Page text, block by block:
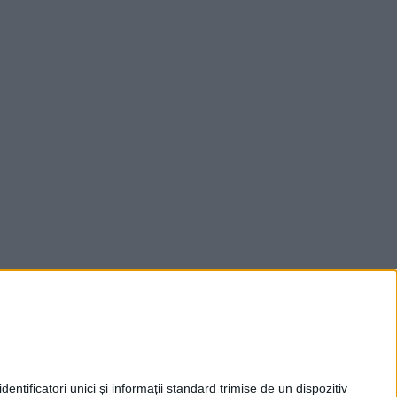
unici și informații standard trimise de un dispozitiv